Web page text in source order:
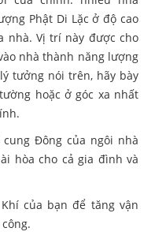
Phật Di Lặc ở độ cao
nhà. Vị trí này được cho
nhà thành năng lượng
tưởng nói trên, hãy bày
hoặc ở góc xa nhất
Đông của ngôi nhà
hòa cho cả gia đình và
của bạn để tăng vận